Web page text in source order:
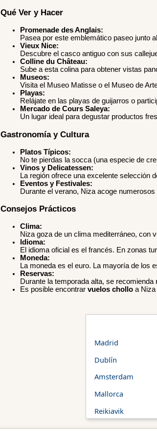
Qué Ver y Hacer
Promenade des Anglais:
Pasea por este emblemático paseo junto
Vieux Nice:
Descubre el casco antiguo con sus
Colline du Château:
Sube a esta colina para obtener vistas
Museos:
Visita el Museo Matisse o el Museo de
Playas:
Relájate en las playas de guijarros o
Mercado de Cours Saleya:
Un lugar ideal para degustar productos
Gastronomía y Cultura
Platos Típicos:
No te pierdas la socca (una especie de
Vinos y Delicatessen:
La región ofrece una excelente selección
Eventos y Festivales:
Durante el verano, Niza acoge
Consejos Prácticos
Clima:
Niza goza de un clima mediterráneo, con
Idioma:
El idioma oficial es el francés. En zonas
Moneda:
La moneda es el euro. La mayoría de los
Reservas:
Durante la temporada alta, se
Es posible encontrar vuelos cholloa Niza
Madrid
Dublín
Amsterdam
Mallorca
Reikiavik